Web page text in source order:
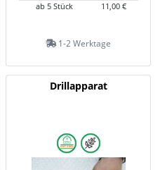
ab 5 Stück
11,00 €
1-2 Werktage
Drillapparat